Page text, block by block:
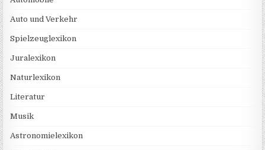
Auto und Verkehr
Spielzeuglexikon
Juralexikon
Naturlexikon
Literatur
Musik
Astronomielexikon